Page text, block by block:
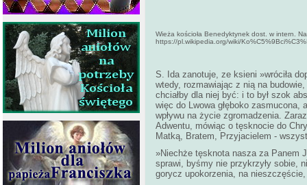
Wieża kościoła Benedyktynek dost. w intern.
https://pl.wikipedia.org/wiki/
S. Ida zanotuje, ze ksieni »wróciła
wtedy, rozmawiając z nią na
chciałby dla niej być: i to był szok
więc do Lwowa głęboko
wpływu na życie zgromadzenia.
Adwentu, mówiąc o tęsknocie do
Matką, Bratem, Przyjacielem -
»Niechże tęsknota nasza za Panem
sprawi, byśmy nie przykrzyły sobie,
gorycz upokorzenia, na